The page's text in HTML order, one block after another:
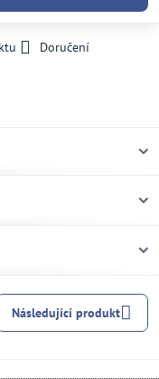
Doručení
Následující produkt